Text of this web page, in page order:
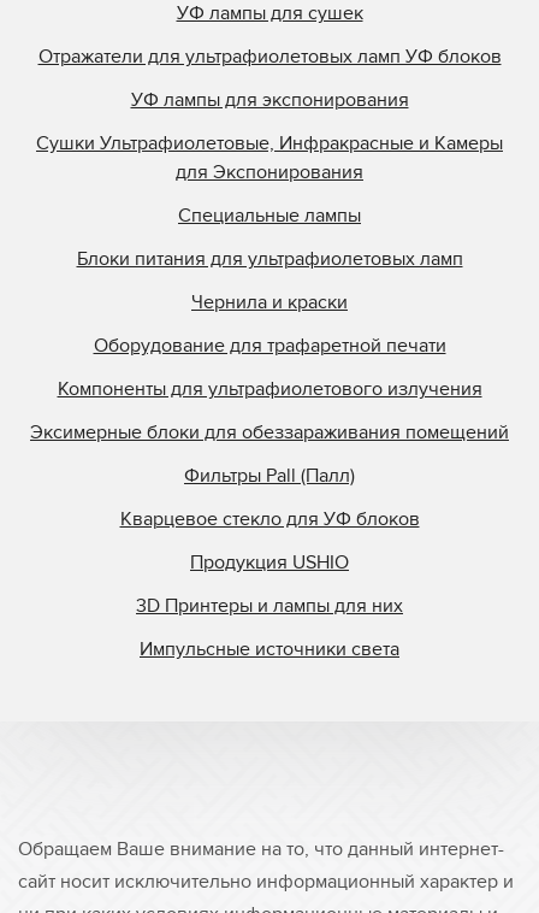
УФ лампы для сушек
Отражатели для ультрафиолетовых ламп УФ блоков
УФ лампы для экспонирования
Сушки Ультрафиолетовые, Инфракрасные и Камеры
для Экспонирования
Специальные лампы
Блоки питания для ультрафиолетовых ламп
Чернила и краски
Оборудование для трафаретной печати
Компоненты для ультрафиолетового излучения
Эксимерные блоки для обеззараживания помещений
Фильтры Pall (Палл)
Кварцевое стекло для УФ блоков
Продукция USHIO
3D Принтеры и лампы для них
Импульсные источники света
Обращаем Ваше внимание на то, что данный интернет-
сайт носит исключительно информационный характер и